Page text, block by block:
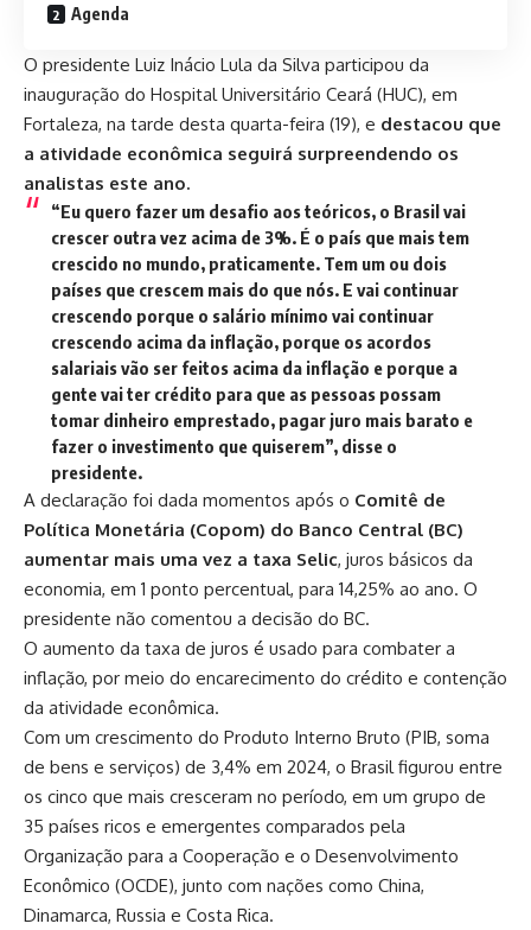
Agenda
O presidente Luiz Inácio Lula da Silva participou da
inauguração do Hospital Universitário Ceará (HUC), em
Fortaleza, na tarde desta quarta-feira (19), e destacou que
a atividade econômica seguirá surpreendendo os
analistas este ano.
“Eu quero fazer um desafio aos teóricos, o Brasil vai
crescer outra vez acima de 3%. É o país que mais tem
crescido no mundo, praticamente. Tem um ou dois
países que crescem mais do que nós. E vai continuar
crescendo porque o salário mínimo vai continuar
crescendo acima da inflação, porque os acordos
salariais vão ser feitos acima da inflação e porque a
gente vai ter crédito para que as pessoas possam
tomar dinheiro emprestado, pagar juro mais barato e
fazer o investimento que quiserem”, disse o
presidente.
A declaração foi dada momentos após o Comitê de
Política Monetária (Copom) do Banco Central (BC)
aumentar mais uma vez a taxa Selic, juros básicos da
economia, em 1 ponto percentual, para 14,25% ao ano. O
presidente não comentou a decisão do BC.
O aumento da taxa de juros é usado para combater a
inflação, por meio do encarecimento do crédito e contenção
da atividade econômica.
Com um crescimento do Produto Interno Bruto (PIB, soma
de bens e serviços) de 3,4% em 2024, o Brasil figurou entre
os cinco que mais cresceram no período, em um grupo de
35 países ricos e emergentes comparados pela
Organização para a Cooperação e o Desenvolvimento
Econômico (OCDE), junto com nações como China,
Dinamarca, Russia e Costa Rica.